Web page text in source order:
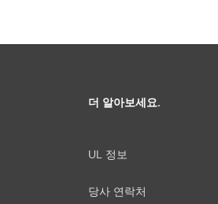
더 알아보세요.
UL 정보
당사 연락처